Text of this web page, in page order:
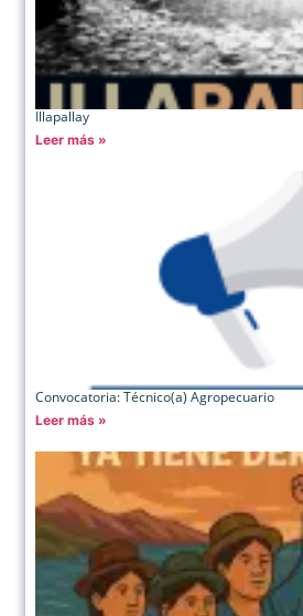
Illapallay
Leer más »
Convocatoria: Técnico(a) Agropecuario
Leer más »